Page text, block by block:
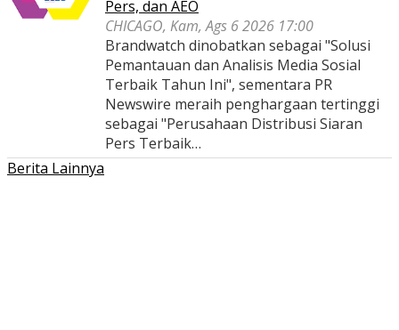
Pers, dan AEO
CHICAGO, Kam, Ags 6 2026 17:00
Brandwatch dinobatkan sebagai "Solusi
Pemantauan dan Analisis Media Sosial
Terbaik Tahun Ini", sementara PR
Newswire meraih penghargaan tertinggi
sebagai "Perusahaan Distribusi Siaran
Pers Terbaik…
Berita Lainnya